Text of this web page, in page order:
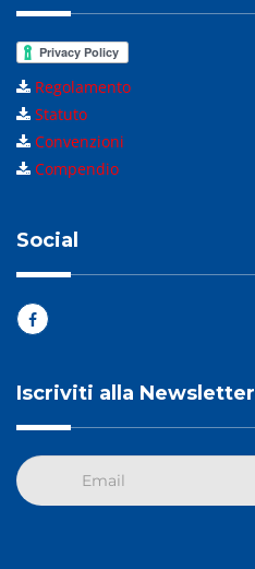
Regolamento
Statuto
Convenzioni
Compendio
Social
Iscriviti alla Newsletter